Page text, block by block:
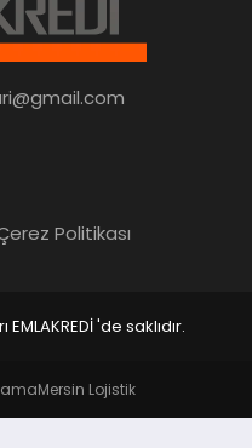
Politikası
'de saklıdır.
Mersin Lojistik